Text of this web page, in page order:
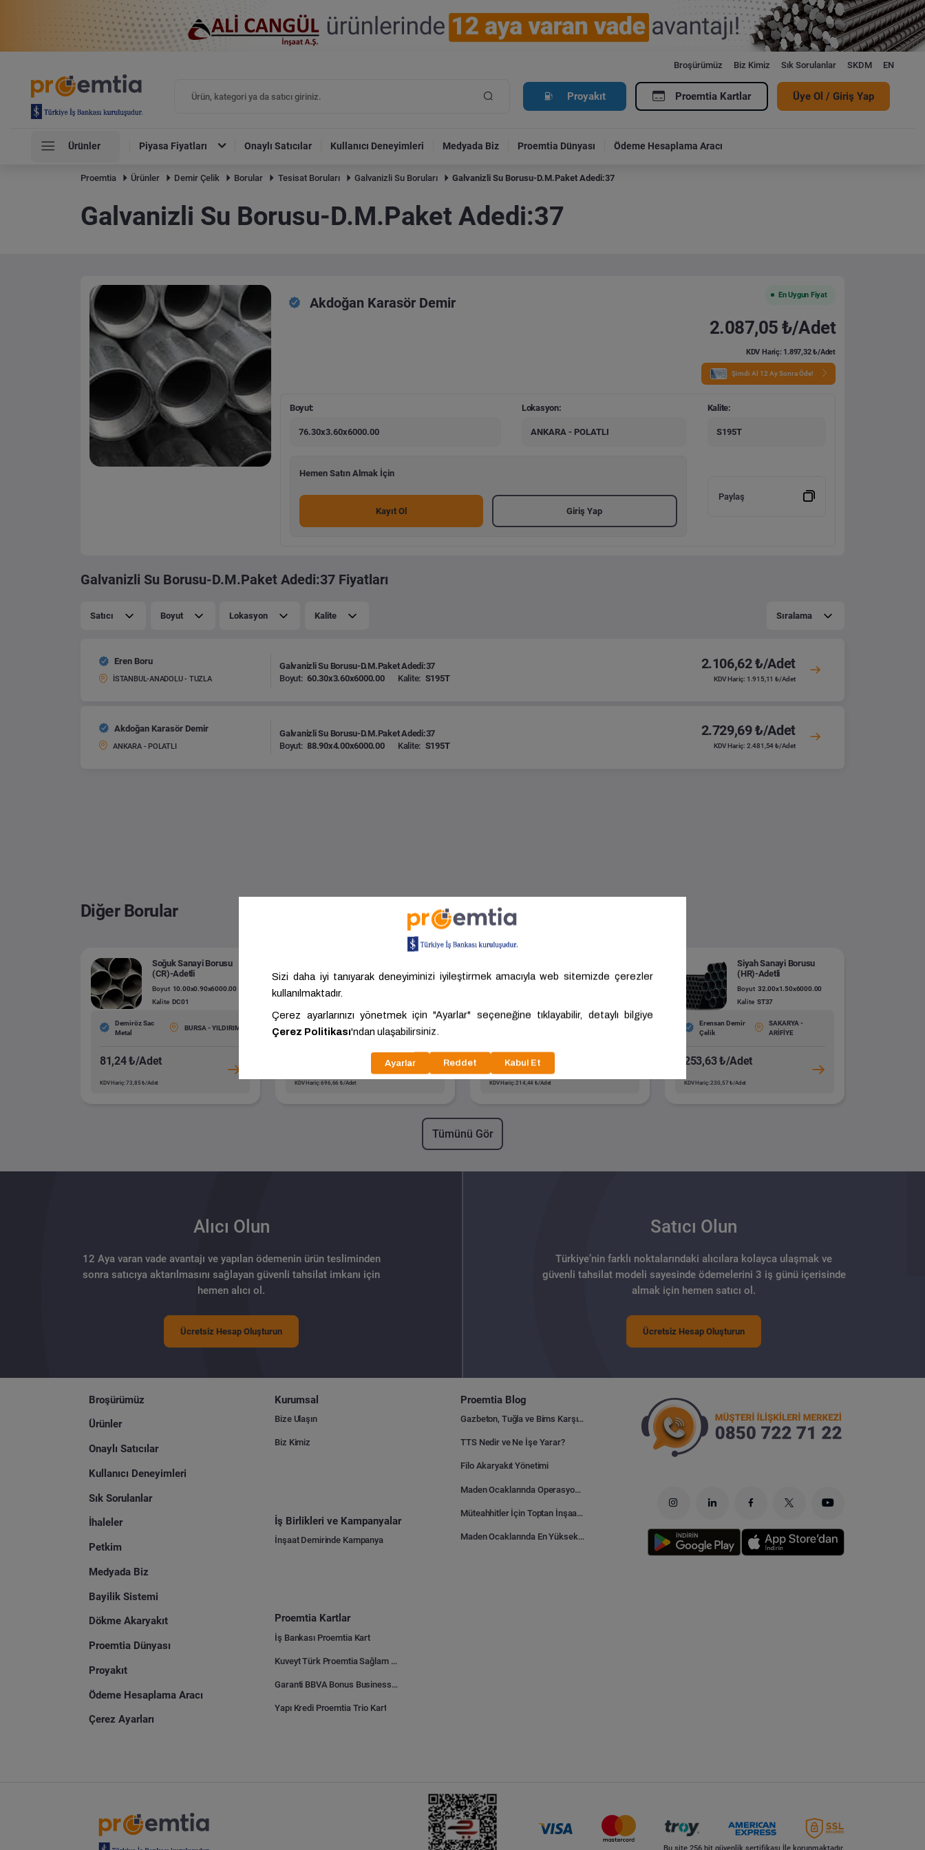
Broşürümüz Biz Kimiz Sık Sorulanlar SKDM EN
Proyakıt Proemtia Kartlar Üye Ol / Giriş Yap
Ürünler Piyasa Fiyatları Onaylı Satıcılar Kullanıcı Deneyimleri Medyada Biz Proemtia Dünyası Ödeme Hesaplama Aracı
Proemtia Ürünler Demir Çelik Borular Tesisat Boruları Galvanizli Su Boruları Galvanizli Su Borusu-D.M.Paket Adedi:37
Galvanizli Su Borusu-D.M.Paket Adedi:37
Akdoğan Karasör Demir
En Uygun Fiyat
2.087,05 ₺/Adet
KDV Hariç: 1.897,32 ₺/Adet
Şimdi Al 12 Ay Sonra Öde!
Boyut:
76.30x3.60x6000.00
Lokasyon:
ANKARA - POLATLI
Kalite:
S195T
Hemen Satın Almak İçin
Kayıt Ol Giriş Yap
Paylaş
Galvanizli Su Borusu-D.M.Paket Adedi:37 Fiyatları
Satıcı Boyut Lokasyon Kalite Sıralama
Eren Boru
İSTANBUL-ANADOLU - TUZLA
Galvanizli Su Borusu-D.M.Paket Adedi:37
Boyut: 60.30x3.60x6000.00 Kalite: S195T
2.106,62 ₺/Adet
KDV Hariç: 1.915,11 ₺/Adet
Akdoğan Karasör Demir
ANKARA - POLATLI
Galvanizli Su Borusu-D.M.Paket Adedi:37
Boyut: 88.90x4.00x6000.00 Kalite: S195T
2.729,69 ₺/Adet
KDV Hariç: 2.481,54 ₺/Adet
Diğer Borular
Soğuk Sanayi Borusu
(CR)-Adetli
Boyut 10.00x0.90x6000.00
Kalite DC01
Demiröz Sac
Metal
BURSA - YILDIRIM
81,24 ₺/Adet
KDV Hariç: 73,85 ₺/Adet
Paket Adedi:61
Akdoğan
Karasör Demir
POLATLI
KDV Hariç: 696,66 ₺/Adet
Paket Adedi:271
Akdoğan
235,88 ₺/Adet
KDV Hariç: 214,44 ₺/Adet
Siyah Sanayi Borusu
(HR)-Adetli
Boyut 32.00x1.50x6000.00
Kalite ST37
Erensan Demir
Çelik
SAKARYA -
ARİFİYE
253,63 ₺/Adet
KDV Hariç: 230,57 ₺/Adet
Tümünü Gör
Alıcı Olun
12 Aya varan vade avantajı ve yapılan ödemenin ürün tesliminden
sonra satıcıya aktarılmasını sağlayan güvenli tahsilat imkanı için
hemen alıcı ol.
Ücretsiz Hesap Oluşturun
Satıcı Olun
Türkiye’nin farklı noktalarındaki alıcılara kolayca ulaşmak ve
güvenli tahsilat modeli sayesinde ödemelerini 3 iş günü içerisinde
almak için hemen satıcı ol.
Ücretsiz Hesap Oluşturun
Broşürümüz
Ürünler
Onaylı Satıcılar
Kullanıcı Deneyimleri
Sık Sorulanlar
İhaleler
Petkim
Medyada Biz
Bayilik Sistemi
Dökme Akaryakıt
Proemtia Dünyası
Proyakıt
Ödeme Hesaplama Aracı
Çerez Ayarları
Kurumsal
Bize Ulaşın
Biz Kimiz
İş Birlikleri ve Kampanyalar
İnşaat Demirinde Kampanya
Proemtia Kartlar
İş Bankası Proemtia Kart
Kuveyt Türk Proemtia Sağlam Bayi Kart
Garanti BBVA Bonus Business Proemtia Bayi Kart
Yapı Kredi Proemtia Trio Kart
Proemtia Blog
Gazbeton, Tuğla ve Bims Karşılaştırması: Hangisi Daha Avantajlı?
TTS Nedir ve Ne İşe Yarar?
Filo Akaryakıt Yönetimi
Maden Ocaklarında Operasyonel Verimlilik Nasıl Arttırılır?
Müteahhitler İçin Toptan İnşaat Malzemesi Satın Alma Rehberi
Maden Ocaklarında En Yüksek Gider Kalemleri Nelerdir?
Bu site 256 bit güvenlik sertifikası İle korunmaktadır.